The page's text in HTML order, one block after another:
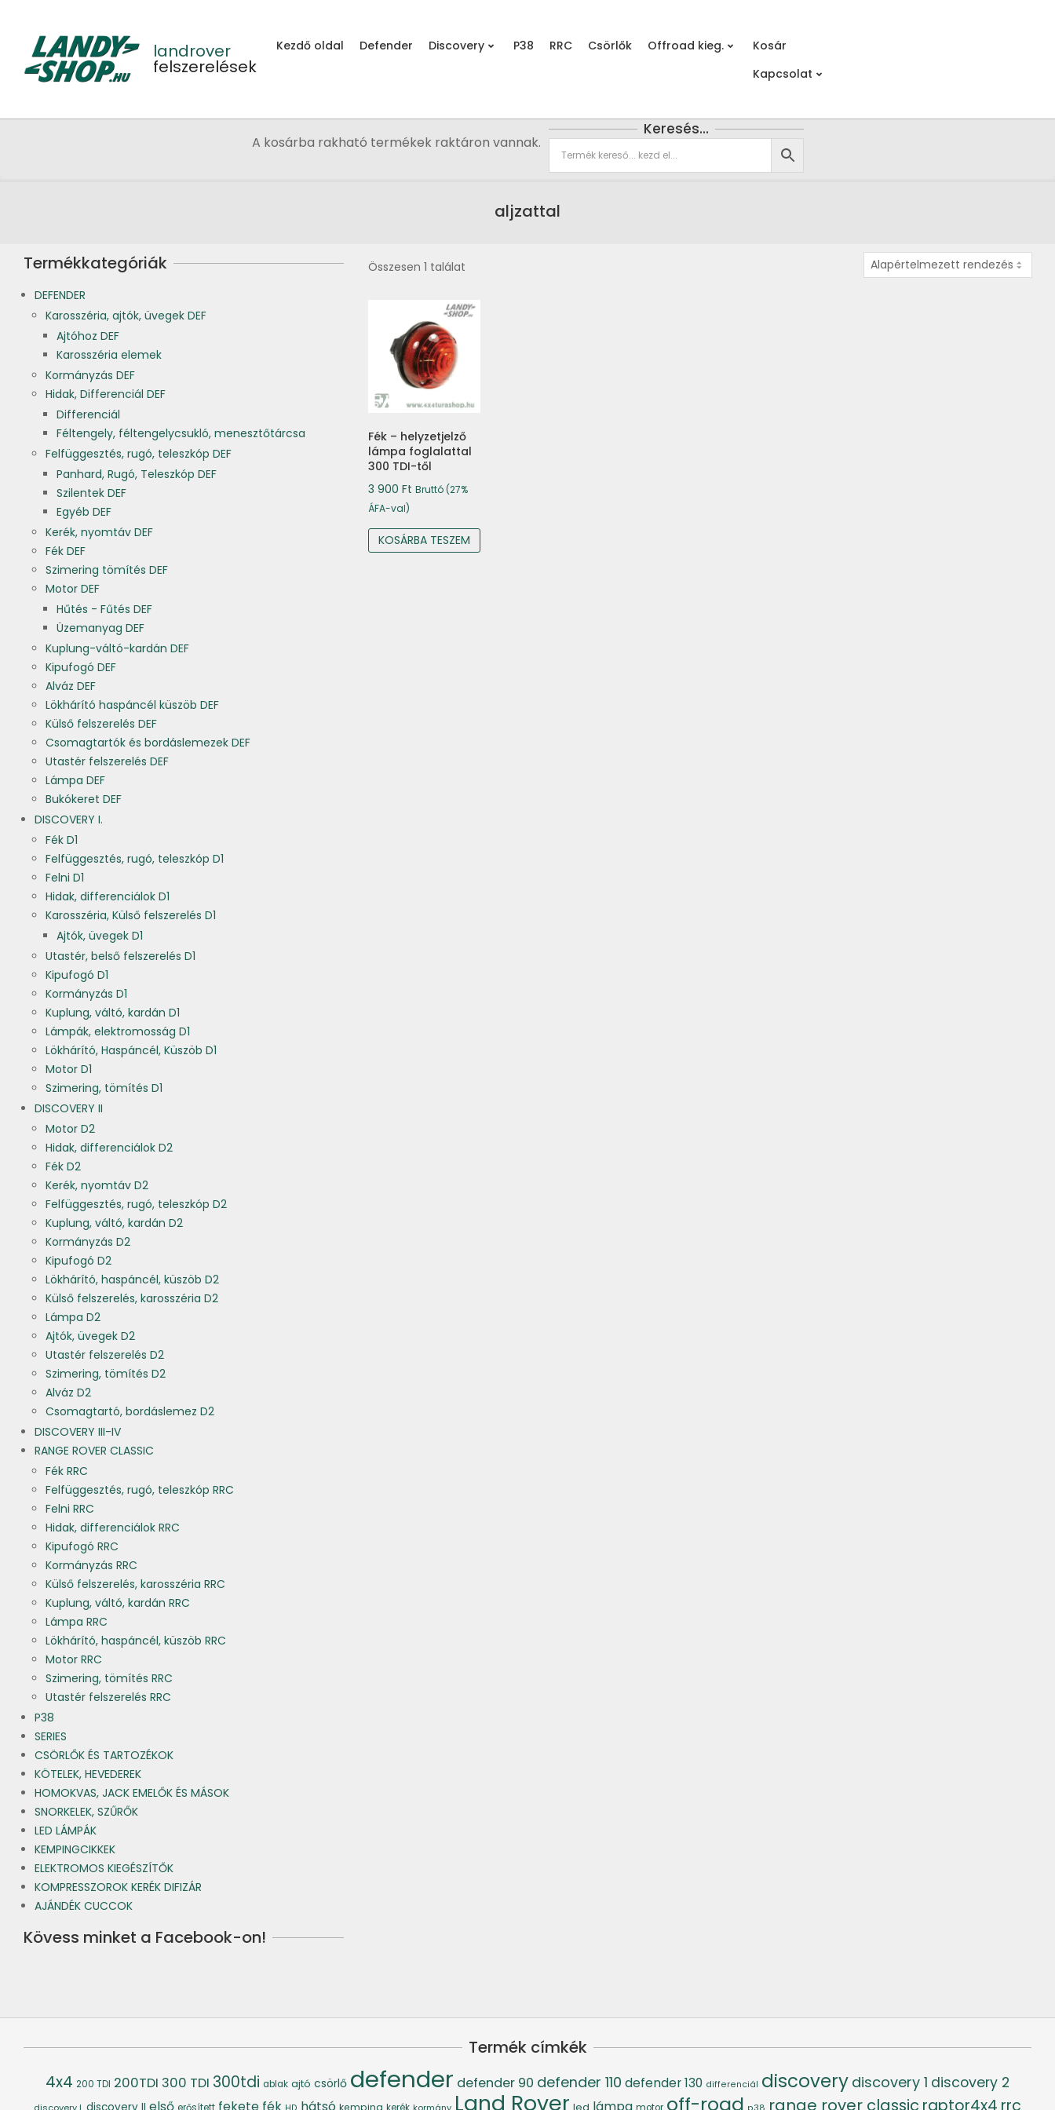
content
landrover
felszerelések
Kezdő oldal Defender Discovery P38 RRC Csörlők Offroad kieg.
Kosár
Kapcsolat
A kosárba rakható termékek raktáron vannak.
Keresés…
aljzattal
Összesen 1 találat
Fék – helyzetjelző
lámpa foglalattal
300 TDI-től
3 900 Ft Bruttó (27%
ÁFA-val)
KOSÁRBA TESZEM
Termékkategóriák
DEFENDER
Karosszéria, ajtók, üvegek DEF
Ajtóhoz DEF
Karosszéria elemek
Kormányzás DEF
Hidak, Differenciál DEF
Differenciál
Féltengely, féltengelycsukló, menesztőtárcsa
Felfüggesztés, rugó, teleszkóp DEF
Panhard, Rugó, Teleszkóp DEF
Szilentek DEF
Egyéb DEF
Kerék, nyomtáv DEF
Fék DEF
Szimering tömítés DEF
Motor DEF
Hűtés - Fűtés DEF
Üzemanyag DEF
Kuplung-váltó-kardán DEF
Kipufogó DEF
Alváz DEF
Lökhárító haspáncél küszöb DEF
Külső felszerelés DEF
Csomagtartók és bordáslemezek DEF
Utastér felszerelés DEF
Lámpa DEF
Bukókeret DEF
DISCOVERY I.
Fék D1
Felfüggesztés, rugó, teleszkóp D1
Felni D1
Hidak, differenciálok D1
Karosszéria, Külső felszerelés D1
Ajtók, üvegek D1
Utastér, belső felszerelés D1
Kipufogó D1
Kormányzás D1
Kuplung, váltó, kardán D1
Lámpák, elektromosság D1
Lökhárító, Haspáncél, Küszöb D1
Motor D1
Szimering, tömítés D1
DISCOVERY II
Motor D2
Hidak, differenciálok D2
Fék D2
Kerék, nyomtáv D2
Felfüggesztés, rugó, teleszkóp D2
Kuplung, váltó, kardán D2
Kormányzás D2
Kipufogó D2
Lökhárító, haspáncél, küszöb D2
Külső felszerelés, karosszéria D2
Lámpa D2
Ajtók, üvegek D2
Utastér felszerelés D2
Szimering, tömítés D2
Alváz D2
Csomagtartó, bordáslemez D2
DISCOVERY III-IV
RANGE ROVER CLASSIC
Fék RRC
Felfüggesztés, rugó, teleszkóp RRC
Felni RRC
Hidak, differenciálok RRC
Kipufogó RRC
Kormányzás RRC
Külső felszerelés, karosszéria RRC
Kuplung, váltó, kardán RRC
Lámpa RRC
Lökhárító, haspáncél, küszöb RRC
Motor RRC
Szimering, tömítés RRC
Utastér felszerelés RRC
P38
SERIES
CSÖRLŐK ÉS TARTOZÉKOK
KÖTELEK, HEVEDEREK
HOMOKVAS, JACK EMELŐK ÉS MÁSOK
SNORKELEK, SZŰRŐK
LED LÁMPÁK
KEMPINGCIKKEK
ELEKTROMOS KIEGÉSZÍTŐK
KOMPRESSZOROK KERÉK DIFIZÁR
AJÁNDÉK CUCCOK
Kövess minket a Facebook-on!
Termék címkék
4x4 200 TDI 200TDI 300 TDI 300tdi ablak ajtó csörlő defender defender 90 defender 110 defender 130 differenciál discovery discovery 1 discovery 2
első fekete kemping Land Rover off-road range rover classic raptor4x4 rrc